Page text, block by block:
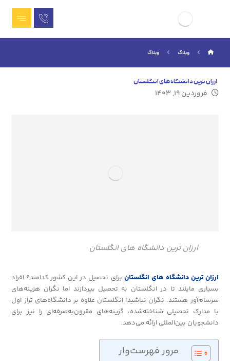
وبلاگ وبلاگ
ارزان ترین دانشگاه های انگلستان
فروردین ۱۹, ۱۴۰۳
ارزان ترین دانشگاه های انگلستان
ارزان ترین دانشگاه های انگلستان برای تحصیل در این کشور کدامند؟ افراد
بسیاری مایلند تا در انگلستان به تحصیل بپردازند اما نگران هزینه‌های
سرسام‌آور هستند. نگران نباشید! انگلستان علاوه بر دانشگاه‌های تراز اول
با مدارک تحصیلی شناخته‌شده، گزینه‌های مقرون‌به‌صرفه‌ای را نیز برای
دانشجویان بین‌المللی ارائه می‌دهد.
مرور فهرست‌وار